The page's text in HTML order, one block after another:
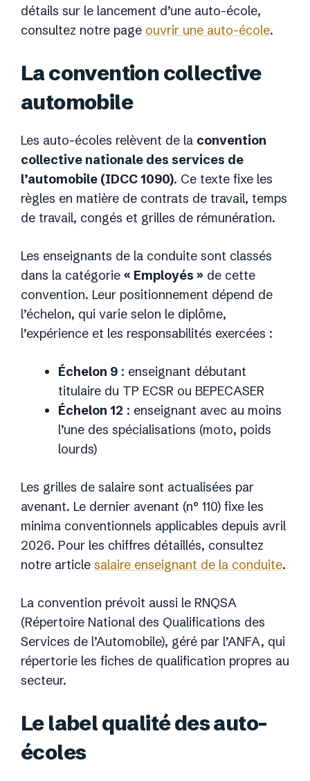
détails sur le lancement d’une auto-école,
consultez notre page ouvrir une auto-école.
La convention collective
automobile
Les auto-écoles relèvent de la convention
collective nationale des services de
l’automobile (IDCC 1090). Ce texte fixe les
règles en matière de contrats de travail, temps
de travail, congés et grilles de rémunération.
Les enseignants de la conduite sont classés
dans la catégorie « Employés » de cette
convention. Leur positionnement dépend de
l’échelon, qui varie selon le diplôme,
l’expérience et les responsabilités exercées :
Échelon 9 : enseignant débutant
titulaire du TP ECSR ou BEPECASER
Échelon 12 : enseignant avec au moins
l’une des spécialisations (moto, poids
lourds)
Les grilles de salaire sont actualisées par
avenant. Le dernier avenant (n° 110) fixe les
minima conventionnels applicables depuis avril
2026. Pour les chiffres détaillés, consultez
notre article salaire enseignant de la conduite.
La convention prévoit aussi le RNQSA
(Répertoire National des Qualifications des
Services de l’Automobile), géré par l’ANFA, qui
répertorie les fiches de qualification propres au
secteur.
Le label qualité des auto-
écoles